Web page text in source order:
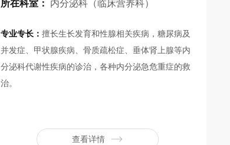
所在科室： 内分泌科（临床营养科）
专业专长： 擅长生长发育和性腺相关疾病，糖尿病及
并发症、甲状腺疾病、骨质疏松症、垂体肾上腺等内
分泌科代谢性疾病的诊治，各种内分泌急危重症的救
治。
查看详情